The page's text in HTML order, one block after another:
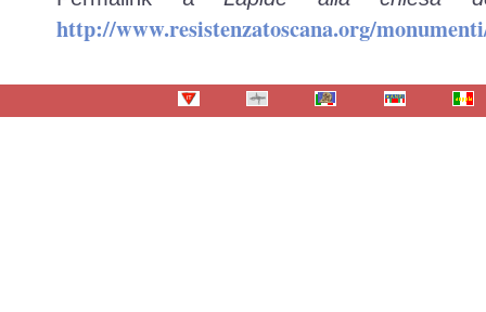
http://www.resistenzatoscana.org/